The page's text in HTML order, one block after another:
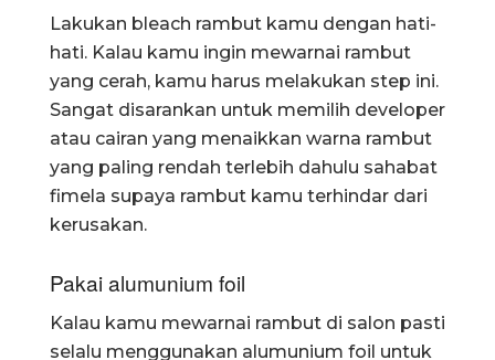
Lakukan bleach rambut kamu dengan hati-
hati. Kalau kamu ingin mewarnai rambut
yang cerah, kamu harus melakukan step ini.
Sangat disarankan untuk memilih developer
atau cairan yang menaikkan warna rambut
yang paling rendah terlebih dahulu sahabat
fimela supaya rambut kamu terhindar dari
kerusakan.
Pakai alumunium foil
Kalau kamu mewarnai rambut di salon pasti
selalu menggunakan alumunium foil untuk